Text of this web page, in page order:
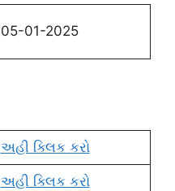
05-01-2025
અહી ક્લિક કરો
અહી ક્લિક કરો